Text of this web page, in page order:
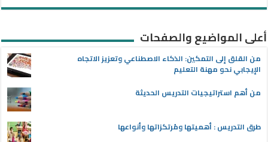
أعلى المواضيع والصفحات
من القلق إلى التمكين: الذكاء الاصطناعي وتعزيز الاتجاه
الإيجابي نحو مهنة التعليم
من أهم استراتيجيات التدريس الحديثة
طرق التدريس : أهميتها ومُرتكزاتها وأنواعها